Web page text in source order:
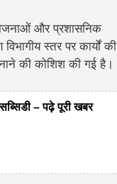
और प्रशासनिक
स्तर पर कार्यों की
की कोशिश की गई है।
– पढ़े पूरी खबर